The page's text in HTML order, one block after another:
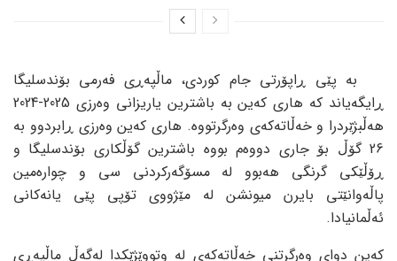
بە پێی ڕاپۆرتی جام کوردی، ماڵپەڕی فەرمی بۆندسلیگا
ڕایگەیاند کە هاری کەین بە باشترین یاریزانی وەرزی 2025-2024
هەڵبژێردرا و خەڵاتەکەی وەرگرتووە. هاری کەین وەرزی ڕابردوو بە
26 گۆڵ بۆ جاری دووەم بووە باشترین گۆڵکاری بۆندسلیگا و
ڕۆڵێکی گرنگی هەبوو لە مسۆگەرکردنی سی و چوارەمین
پاڵەوانێتی بایرن میونشن لە مێژووی تۆپی پێی یانەکانی
ئەڵمانیادا.
کەین دوای وەرگرتنی خەڵاتەکەی لە وتووێژێکدا لەگەڵ ماڵپەڕی